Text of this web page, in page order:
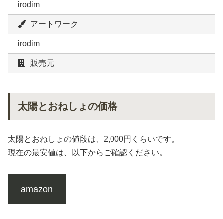
irodim
アートワーク
irodim
販売元
太陽とおねしょの価格
太陽とおねしょの値段は、2,000円くらいです。
現在の最安値は、以下からご確認ください。
amazon